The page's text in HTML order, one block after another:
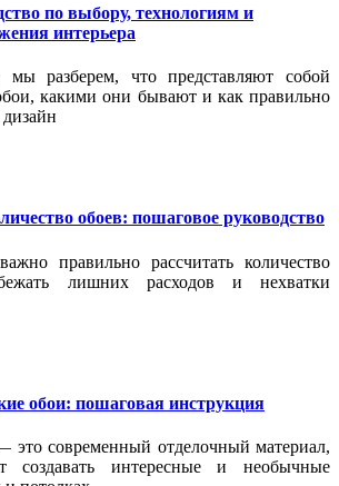
по выбору, технологиям и
интерьера
мы разберем, что представляют собой
какими они бывают и как правильно
обоев: пошаговое руководство
правильно рассчитать количество
лишних расходов и нехватки
обои: пошаговая инструкция
современный отделочный материал,
создавать интересные и необычные